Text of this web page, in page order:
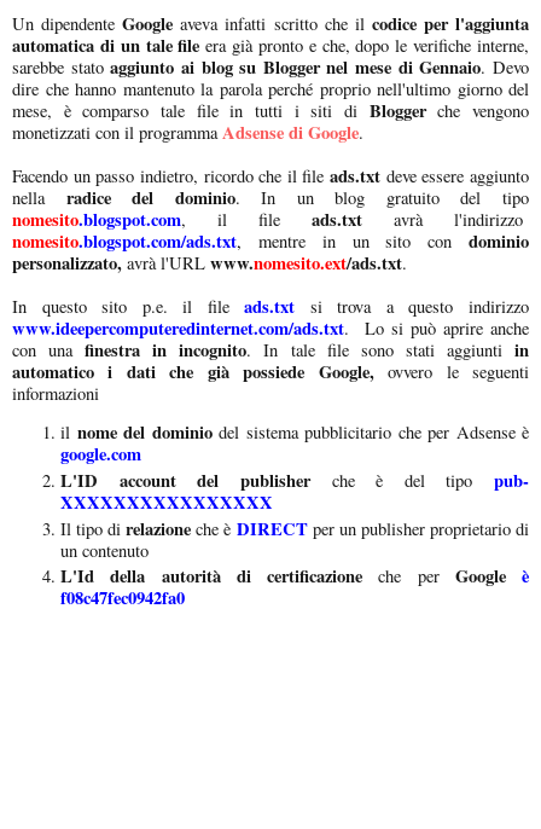
Un dipendente Google aveva infatti scritto che il codice per l'aggiunta
automatica di un tale file era già pronto e che, dopo le verifiche interne,
sarebbe statoaggiunto ai blog su Blogger nel mese di Gennaio. Devo
dire che hanno mantenuto la parola perché proprio nell'ultimo giorno del
mese, è comparso tale file in tutti i siti di Bloggerche vengono
monetizzati con il programma Adsense di Google.
Facendo un passo indietro, ricordo che il fileads.txt deve essere aggiunto
nellaradice del dominio. In un blog gratuito del tipo
nomesito.blogspot.com, il file ads.txt avrà l'indirizzo
nomesito.blogspot.com/ads.txt, mentre in un sito con dominio
personalizzato, avrà l'URL www.nomesito.ext/ads.txt.
In questo sito p.e. il fileads.txt si trova a questo indirizzo
www.ideepercomputeredinternet.com/ads.txt. Lo si può aprire anche
con unafinestra in incognito. In tale file sono stati aggiuntiin
automatico i dati che già possiede Google,ovvero le seguenti
informazioni
il nome del dominiodel sistema pubblicitario che per Adsense è
google.com
L'ID account del publisherche è del tipo pub-
XXXXXXXXXXXXXXXX
Il tipo direlazioneche è DIRECTper un publisher proprietario di
un contenuto
L'Id della autorità di certificazione che per Google è
f08c47fec0942fa0